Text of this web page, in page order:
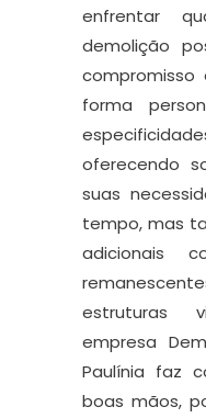
enfrentar
demolição
forma
oferecendo
suas
tempo, mas
adicionais
estruturas
empresa
Paulínia faz
boas mãos,